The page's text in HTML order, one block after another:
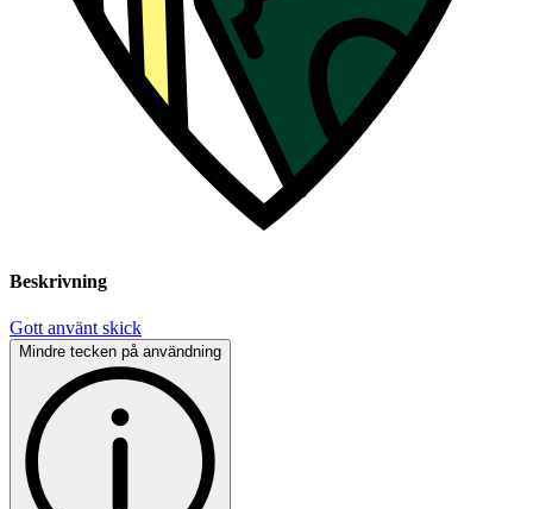
Beskrivning
Gott använt skick
Mindre tecken på användning